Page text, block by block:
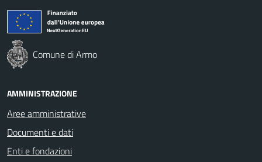
Comune di Armo
AMMINISTRAZIONE
Aree amministrative
Documenti e dati
Enti e fondazioni